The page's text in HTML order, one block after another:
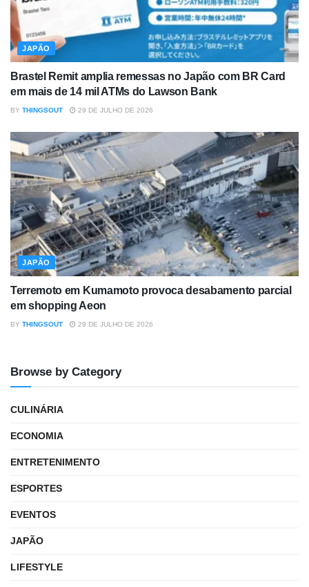
JAPÃO
Brastel Remit amplia remessas no Japão com BR Card
em mais de 14 mil ATMs do Lawson Bank
BY THINGSOUT 29 DE JULHO DE 2026
JAPÃO
Terremoto em Kumamoto provoca desabamento parcial
em shopping Aeon
BY THINGSOUT 29 DE JULHO DE 2026
Browse by Category
CULINÁRIA
ECONOMIA
ENTRETENIMENTO
ESPORTES
EVENTOS
JAPÃO
LIFESTYLE